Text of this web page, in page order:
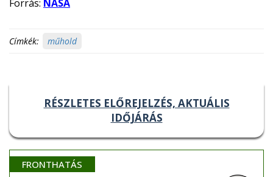
Forrás: NASA
Címkék: műhold
RÉSZLETES ELŐREJELZÉS, AKTUÁLIS
IDŐJÁRÁS
FRONTHATÁS